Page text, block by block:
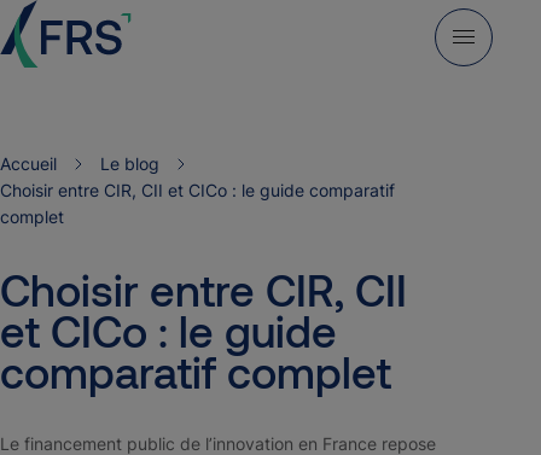
Accueil
Le blog
Choisir entre CIR, CII et CICo : le guide comparatif
complet
Choisir entre CIR, CII
et CICo : le guide
comparatif complet
Le financement public de l’innovation en France repose